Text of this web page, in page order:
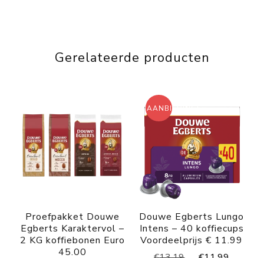
Gerelateerde producten
Proefpakket Douwe
Egberts Karaktervol –
2 KG koffiebonen Euro
45.00
AANBIEDING!
Douwe Egberts Lungo
Intens – 40 koffiecups
Voordeelprijs € 11.99